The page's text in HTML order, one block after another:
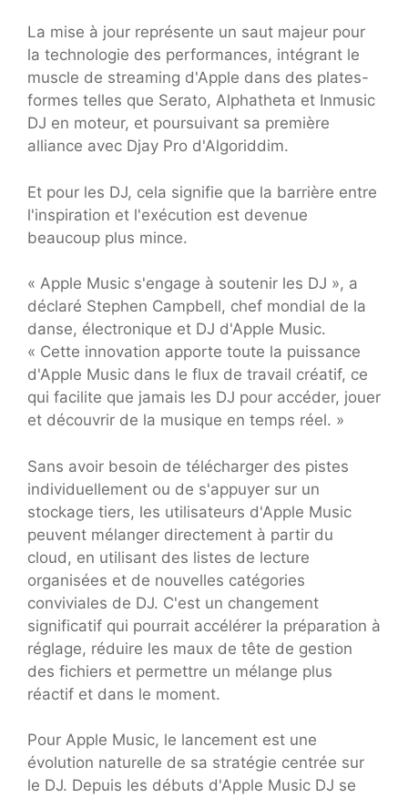
La mise à jour représente un saut majeur pour
la technologie des performances, intégrant le
muscle de streaming d'Apple dans des plates-
formes telles que Serato, Alphatheta et Inmusic
DJ en moteur, et poursuivant sa première
alliance avec Djay Pro d'Algoriddim.
Et pour les DJ, cela signifie que la barrière entre
l'inspiration et l'exécution est devenue
beaucoup plus mince.
« Apple Music s'engage à soutenir les DJ », a
déclaré Stephen Campbell, chef mondial de la
danse, électronique et DJ d'Apple Music.
« Cette innovation apporte toute la puissance
d'Apple Music dans le flux de travail créatif, ce
qui facilite que jamais les DJ pour accéder, jouer
et découvrir de la musique en temps réel. »
Sans avoir besoin de télécharger des pistes
individuellement ou de s'appuyer sur un
stockage tiers, les utilisateurs d'Apple Music
peuvent mélanger directement à partir du
cloud, en utilisant des listes de lecture
organisées et de nouvelles catégories
conviviales de DJ. C'est un changement
significatif qui pourrait accélérer la préparation à
réglage, réduire les maux de tête de gestion
des fichiers et permettre un mélange plus
réactif et dans le moment.
Pour Apple Music, le lancement est une
évolution naturelle de sa stratégie centrée sur
le DJ. Depuis les débuts d'Apple Music DJ se